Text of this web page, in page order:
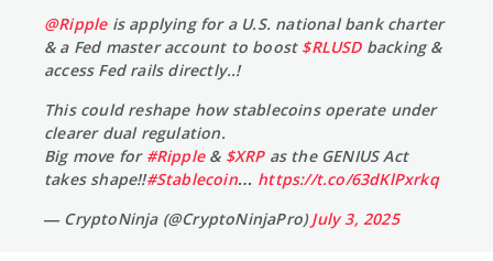
@Rippleis applying for a U.S. national bank charter
& a Fed master account to boost $RLUSDbacking &
access Fed rails directly..!
This could reshape how stablecoins operate under
clearer dual regulation.
Big move for #Ripple& $XRPas the GENIUS Act
takes shape!!#Stablecoin… https://t.co/63dKlPxrkq
— CryptoNinja (@CryptoNinjaPro)July 3, 2025